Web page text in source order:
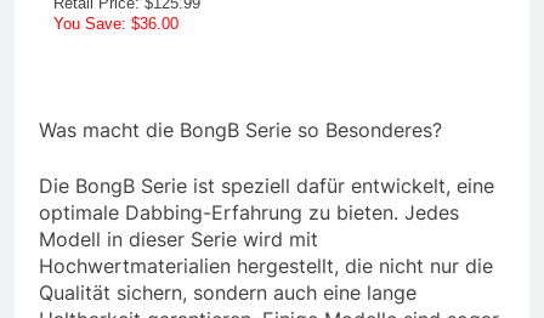
Was macht die BongB Serie so Besonderes?
Die BongB Serie ist speziell dafür entwickelt, eine
optimale Dabbing-Erfahrung zu bieten. Jedes
Modell in dieser Serie wird mit
Hochwertmaterialien hergestellt, die nicht nur die
Qualität sichern, sondern auch eine lange